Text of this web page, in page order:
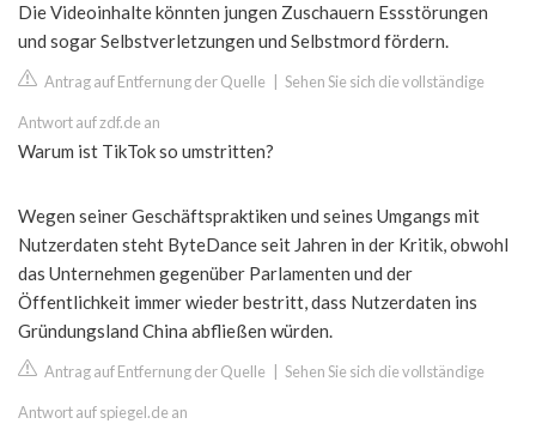
Die Videoinhalte könnten jungen Zuschauern Essstörungen
und sogar Selbstverletzungen und Selbstmord fördern.
Antrag auf Entfernung der Quelle Sehen Sie sich die vollständige
Antwort auf zdf.de an
Warum ist TikTok so umstritten?
Wegen seiner Geschäftspraktiken und seines Umgangs mit
Nutzerdaten steht ByteDance seit Jahren in der Kritik, obwohl
das Unternehmen gegenüber Parlamenten und der
Öffentlichkeit immer wieder bestritt, dass Nutzerdaten ins
Gründungsland China abfließen würden.
Antrag auf Entfernung der Quelle Sehen Sie sich die vollständige
Antwort auf spiegel.de an